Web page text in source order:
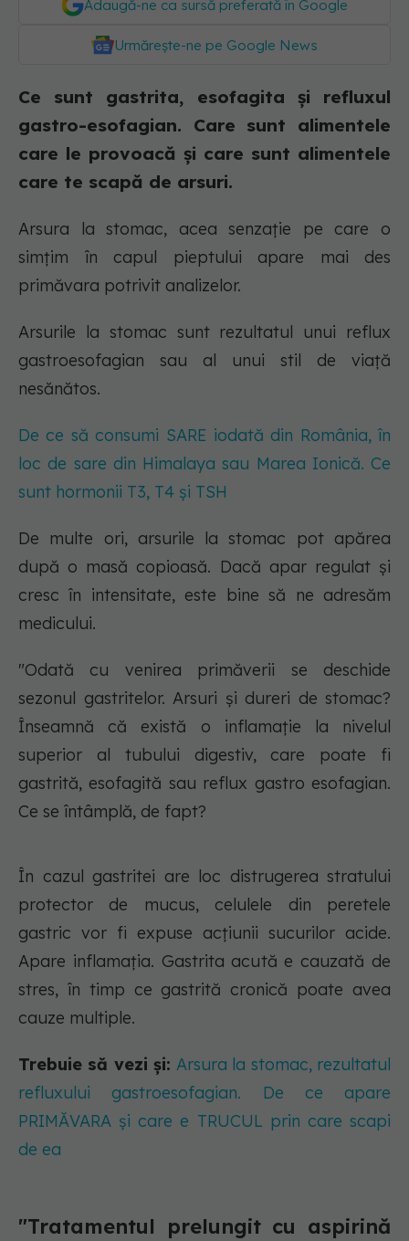
Adaugă-ne ca sursă preferată în Google
Urmărește-ne pe Google News
Ce sunt gastrita, esofagita și refluxul
gastro-esofagian. Care sunt alimentele
care le provoacă și care sunt alimentele
care te scapă de arsuri.
Arsura la stomac, acea senzație pe care o
simțim în capul pieptului apare mai des
primăvara potrivit analizelor.
Arsurile la stomac sunt rezultatul unui reflux
gastroesofagian sau al unui stil de viață
nesănătos.
De ce să consumi SARE iodată din România, în
loc de sare din Himalaya sau Marea Ionică. Ce
sunt hormonii T3, T4 și TSH
De multe ori, arsurile la stomac pot apărea
după o masă copioasă. Dacă apar regulat și
cresc în intensitate, este bine să ne adresăm
medicului.
"Odată cu venirea primăverii se deschide
sezonul gastritelor. Arsuri și dureri de stomac?
Înseamnă că există o inflamație la nivelul
superior al tubului digestiv, care poate fi
gastrită, esofagită sau reflux gastro esofagian.
Ce se întâmplă, de fapt?
În cazul gastritei are loc distrugerea stratului
protector de mucus, celulele din peretele
gastric vor fi expuse acțiunii sucurilor acide.
Apare inflamația. Gastrita acută e cauzată de
stres, în timp ce gastrită cronică poate avea
cauze multiple.
Trebuie să vezi și:Arsura la stomac, rezultatul
refluxului gastroesofagian. De ce apare
PRIMĂVARA și care e TRUCUL prin care scapi
de ea
"Tratamentul prelungit cu aspirină